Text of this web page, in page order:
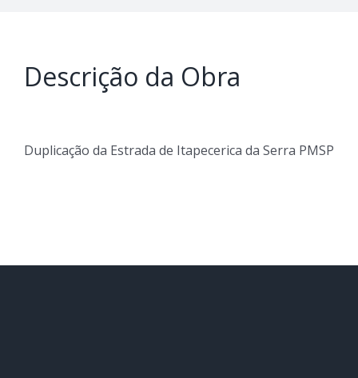
Descrição da Obra
Duplicação da Estrada de Itapecerica da Serra PMSP